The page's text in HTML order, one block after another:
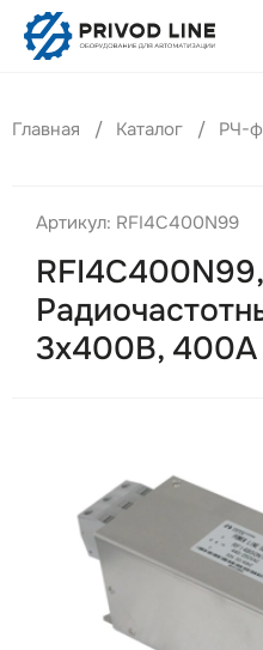
Главная Каталог РЧ-
Артикул: RFI4C400N99
RFI4C400N99,
3х400В, 400A